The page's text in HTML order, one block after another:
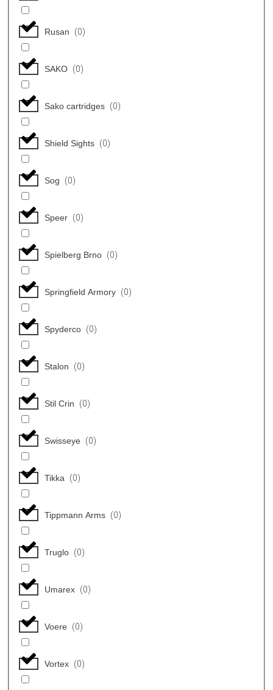
Rusan (0)
SAKO (0)
Sako cartridges (0)
Shield Sights (0)
Sog (0)
Speer (0)
Spielberg Brno (0)
Springfield Armory (0)
Spyderco (0)
Stalon (0)
Stil Crin (0)
Swisseye (0)
Tikka (0)
Tippmann Arms (0)
Truglo (0)
Umarex (0)
Voere (0)
Vortex (0)